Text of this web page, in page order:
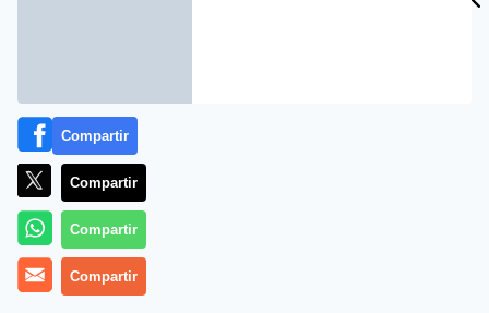
Los chavistas que dirigen la dictadura en Venezuela
Compartir
Compartir
Compartir
Compartir